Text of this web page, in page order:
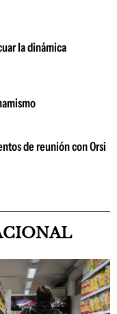
la dinámica
de reunión con Orsi